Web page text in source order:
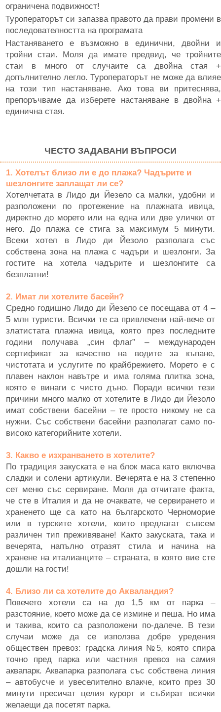
ограничена подвижност!
Туроператорът си запазва правото да прави промени в
последователността на програмата
Настаняването е възможно в единични, двойни и
тройни стаи. Моля да имате предвид, че тройните
стаи в много от случаите са двойна стая +
допълнително легло. Туроператорът не може да влияе
на този тип настаняване. Ако това ви притеснява,
препоръчваме да изберете настаняване в двойна +
единична стая.
ЧЕСТО ЗАДАВАНИ ВЪПРОСИ
1. Хотелът близо ли е до плажа? Чадърите и
шезлонгите заплащат ли се?
Хотелчетата в Лидо ди Йезело са малки, удобни и
разположени по протежение на плажната ивица,
директно до морето или на една или две улички от
него. До плажа се стига за максимум 5 минути.
Всеки хотел в Лидо ди Йезоло разполага със
собствена зона на плажа с чадъри и шезлонги. За
гостите на хотела чадърите и шезлонгите са
безплатни!
2. Имат ли хотелите басейн?
Средно годишно Лидо ди Йезело се посещава от 4 –
5 млн туристи. Всички те са привлечени най-вече от
златистата плажна ивица, която през последните
години получава „син флаг” – международен
сертификат за качество на водите за къпане,
чистотата и услугите по крайбрежието. Морето е с
плавен наклон навътре и има голяма плитка зона,
която е винаги с чисто дъно. Поради всички тези
причини много малко от хотелите в Лидо ди Йезоло
имат собствени басейни – те просто никому не са
нужни. Със собствени басейни разполагат само по-
високо категорийните хотели.
3. Какво е изхранването в хотелите?
По традиция закуската е на блок маса като включва
сладки и солени артикули. Вечерята е на 3 степенно
сет меню със сервиране. Моля да отчитате факта,
че сте в Италия и да не очаквате, че сервирането и
храненето ще са като на българското Черноморие
или в турските хотели, които предлагат съвсем
различен тип преживяване! Както закуската, така и
вечерята, напълно отразят стила и начина на
хранене на италианците – страната, в която вие сте
дошли на гости!
4. Близо ли са хотелите до Акваландия?
Повечето хотели са на до 1,5 км от парка –
разстояние, което може да се измине и пеша. Но има
и такива, които са разположени по-далече. В тези
случаи може да се използва добре уредения
обществен превоз: градска линия №5, която спира
точно пред парка или частния превоз на самия
аквапарк. Аквапарка разполага със собствена линия
– автобусче и увеселително влакче, които през 30
минути пресичат целия курорт и събират всички
желаещи да посетят парка.